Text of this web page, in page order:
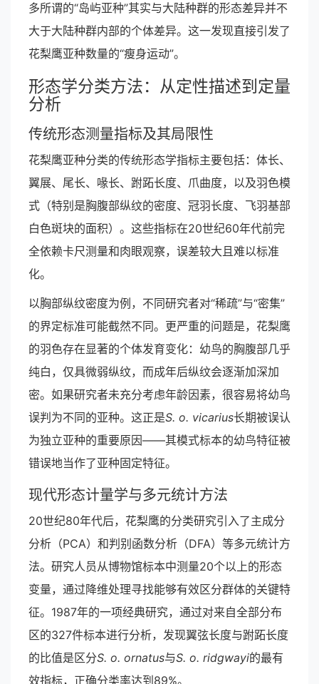
多所谓的“岛屿亚种”其实与大陆种群的形态差异并不
大于大陆种群内部的个体差异。这一发现直接引发了
花梨鹰亚种数量的“瘦身运动”。
形态学分类方法：从定性描述到定量
分析
传统形态测量指标及其局限性
花梨鹰亚种分类的传统形态学指标主要包括：体长、
翼展、尾长、喙长、跗跖长度、爪曲度，以及羽色模
式（特别是胸腹部纵纹的密度、冠羽长度、飞羽基部
白色斑块的面积）。这些指标在20世纪60年代前完
全依赖卡尺测量和肉眼观察，误差较大且难以标准
化。
以胸部纵纹密度为例，不同研究者对“稀疏”与“密集”
的界定标准可能截然不同。更严重的问题是，花梨鹰
的羽色存在显著的个体发育变化：幼鸟的胸腹部几乎
纯白，仅具微弱纵纹，而成年后纵纹会逐渐加深加
密。如果研究者未充分考虑年龄因素，很容易将幼鸟
误判为不同的亚种。这正是S. o. vicarius长期被误认
为独立亚种的重要原因——其模式标本的幼鸟特征被
错误地当作了亚种固定特征。
现代形态计量学与多元统计方法
20世纪80年代后，花梨鹰的分类研究引入了主成分
分析（PCA）和判别函数分析（DFA）等多元统计方
法。研究人员从博物馆标本中测量20个以上的形态
变量，通过降维处理寻找能够有效区分群体的关键特
征。1987年的一项经典研究，通过对来自全部分布
区的327件标本进行分析，发现翼弦长度与跗跖长度
的比值是区分S. o. ornatus与S. o. ridgwayi的最有
效指标，正确分类率达到89%。